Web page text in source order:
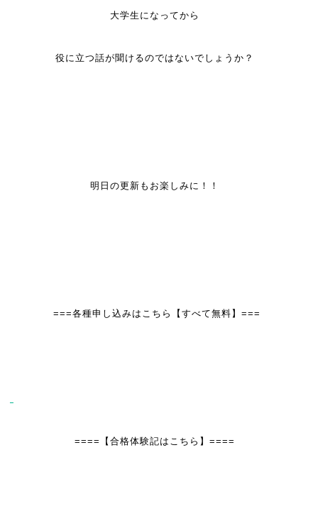
大学生になってから
役に立つ話が聞けるのではないでしょうか？
明日の更新もお楽しみに！！
===各種申し込みはこちら【すべて無料】===
====【合格体験記はこちら】====